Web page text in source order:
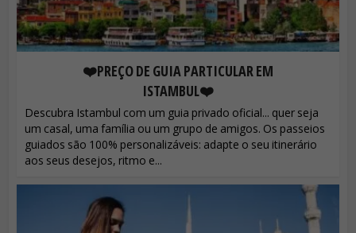
❤️PREÇO DE GUIA PARTICULAR EM
ISTAMBUL❤️
Descubra Istambul com um guia privado oficial... quer seja
um casal, uma família ou um grupo de amigos. Os passeios
guiados são 100% personalizáveis: adapte o seu itinerário
aos seus desejos, ritmo e...